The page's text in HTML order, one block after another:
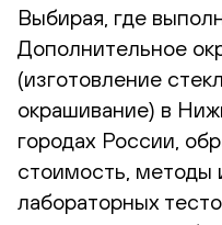
Выбирая, где
Дополнительное
(изготовление
окрашивание) в
городах России,
стоимость, методы
лабораторных